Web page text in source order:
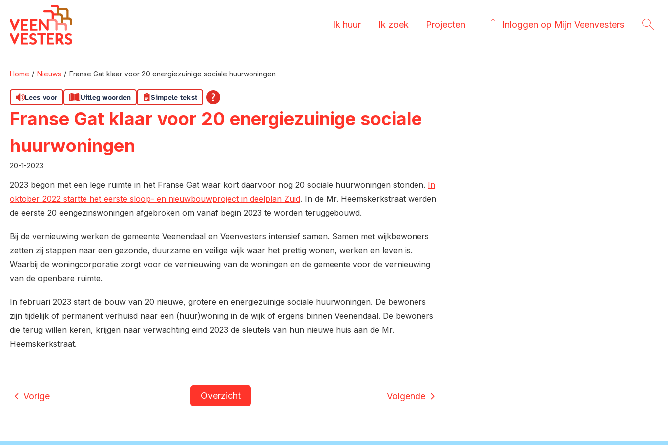
Naar hoofdinhoud
Naar hoofdnavigatiemenu
Naar zoeken
Naar de homepage
Ik huur Ik zoek Projecten Inloggen op Mijn Veenvesters
Home Nieuws Franse Gat klaar voor 20 energiezuinige sociale huurwoningen
Lees voor Uitleg woorden Simpele tekst
Franse Gat klaar voor 20 energiezuinige sociale
huurwoningen
20-1-2023
2023 begon met een lege ruimte in het Franse Gat waar kort daarvoor nog 20 sociale huurwoningen stonden. In
oktober 2022 startte het eerste sloop- en nieuwbouwproject in deelplan Zuid. In de Mr. Heemskerkstraat werden
de eerste 20 eengezinswoningen afgebroken om vanaf begin 2023 te worden teruggebouwd.
Bij de vernieuwing werken de gemeente Veenendaal en Veenvesters intensief samen. Samen met wijkbewoners
zetten zij stappen naar een gezonde, duurzame en veilige wijk waar het prettig wonen, werken en leven is.
Waarbij de woningcorporatie zorgt voor de vernieuwing van de woningen en de gemeente voor de vernieuwing
van de openbare ruimte.
In februari 2023 start de bouw van 20 nieuwe, grotere en energiezuinige sociale huurwoningen. De bewoners
zijn tijdelijk of permanent verhuisd naar een (huur)woning in de wijk of ergens binnen Veenendaal. De bewoners
die terug willen keren, krijgen naar verwachting eind 2023 de sleutels van hun nieuwe huis aan de Mr.
Heemskerkstraat.
Volgende
Overzicht
Vorige